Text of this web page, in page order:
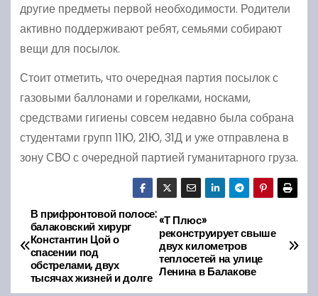
другие предметы первой необходимости. Родители
активно поддерживают ребят, семьями собирают
вещи для посылок.
Стоит отметить, что очередная партия посылок с
газовыми баллонами и горелками, носками,
средствами гигиены совсем недавно была собрана
студентами групп 11Ю, 21Ю, 31Д и уже отправлена в
зону СВО с очередной партией гуманитарного груза.
Н
а
в
«Т Плюс»
реконструирует свыше
двух километров
теплосетей на улице
Ленина в Балакове
В прифронтовой полосе:
балаковский хирург
Константин Цой о
спасении под
обстрелами, двух
тысячах жизней и долге